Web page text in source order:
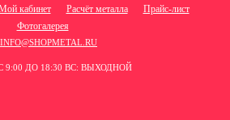
кабинет Расчёт металла
Прайс-лист
Фотогалерея
INFO@SHOPMETAL.RU
9:00 ДО 18:30 ВС: ВЫХОДНОЙ